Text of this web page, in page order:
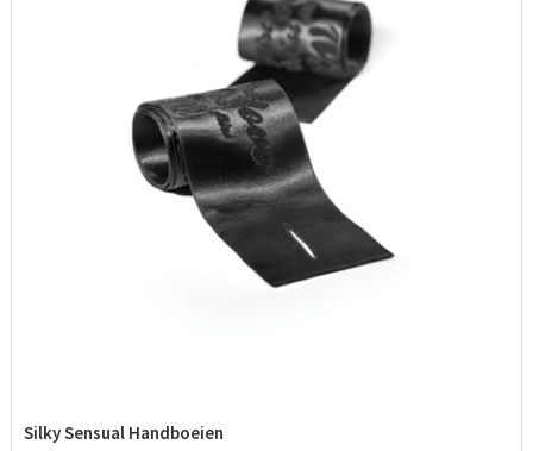
Silky Sensual Handboeien